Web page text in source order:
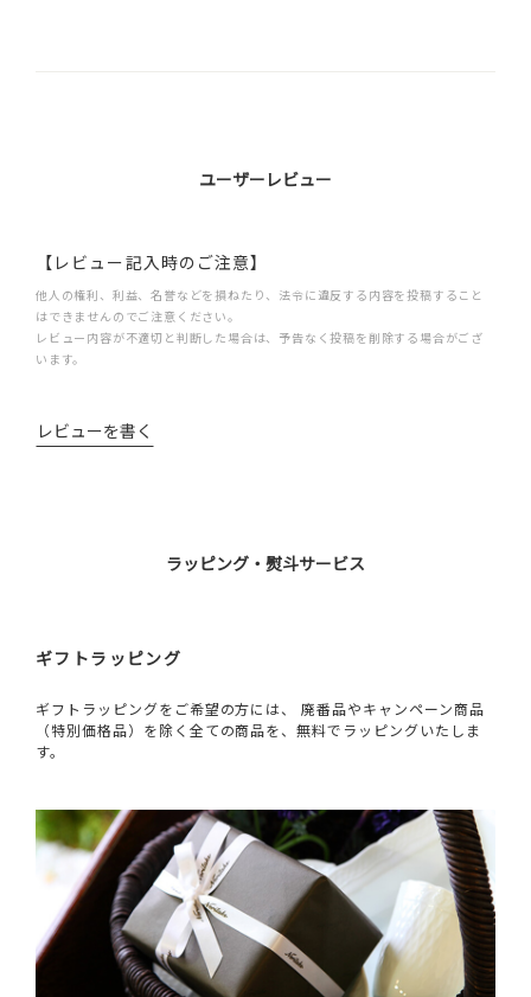
ユーザーレビュー
【レビュー記入時のご注意】
他人の権利、利益、名誉などを損ねたり、法令に違反する内容を投稿すること
はできませんのでご注意ください。
レビュー内容が不適切と判断した場合は、予告なく投稿を削除する場合がござ
います。
レビューを書く
ラッピング・熨斗サービス
ギフトラッピング
ギフトラッピングをご希望の方には、 廃番品やキャンペーン商品
（特別価格品）を除く全ての商品を、無料でラッピングいたしま
す。